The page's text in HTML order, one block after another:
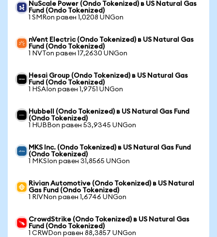
NuScale Power (Ondo Tokenized) в US Natural Gas
Fund (Ondo Tokenized)
1 SMRon равен 1,0208 UNGon
nVent Electric (Ondo Tokenized) в US Natural Gas
Fund (Ondo Tokenized)
1 NVTon равен 17,2630 UNGon
Hesai Group (Ondo Tokenized) в US Natural Gas
Fund (Ondo Tokenized)
1 HSAIon равен 1,9751 UNGon
Hubbell (Ondo Tokenized) в US Natural Gas Fund
(Ondo Tokenized)
1 HUBBon равен 53,9345 UNGon
MKS Inc. (Ondo Tokenized) в US Natural Gas Fund
(Ondo Tokenized)
1 MKSIon равен 31,8565 UNGon
Rivian Automotive (Ondo Tokenized) в US Natural
Gas Fund (Ondo Tokenized)
1 RIVNon равен 1,6746 UNGon
CrowdStrike (Ondo Tokenized) в US Natural Gas
Fund (Ondo Tokenized)
1 CRWDon равен 88,3857 UNGon